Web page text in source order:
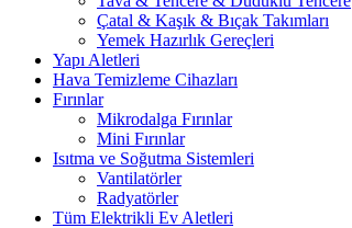
Çatal & Kaşık & Bıçak Takımları
Yemek Hazırlık Gereçleri
Yapı Aletleri
Hava Temizleme Cihazları
Fırınlar
Mikrodalga Fırınlar
Mini Fırınlar
Isıtma ve Soğutma Sistemleri
Vantilatörler
Radyatörler
Tüm Elektrikli Ev Aletleri